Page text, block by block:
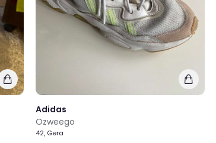
Adidas
Ozweego
42, Gera